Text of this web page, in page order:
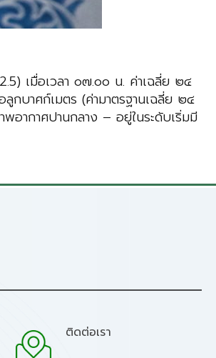
เมื่อเวลา ๐๗.๐๐ น. ค่าเฉลี่ย ๒๔
บาศก์เมตร (ค่ามาตรฐานเฉลี่ย ๒๔
ากาศปานกลาง – อยู่ในระดับเริ่มมี
ติดต่อเรา